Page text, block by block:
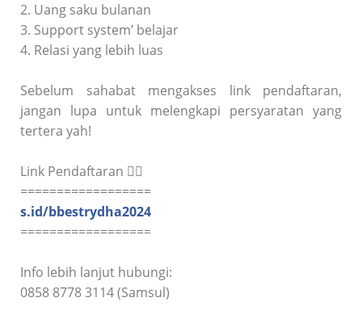
2. Uang saku bulanan
3. Support system’ belajar
4. Relasi yang lebih luas
Sebelum sahabat mengakses link pendaftaran,
jangan lupa untuk melengkapi persyaratan yang
tertera yah!
Link Pendaftaran 👇🏼
==================
s.id/bbestrydha2024
==================
Info lebih lanjut hubungi:
0858 8778 3114 (Samsul)